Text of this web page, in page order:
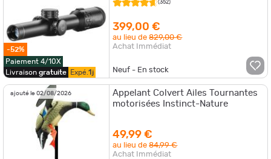
-52%
Paiement 4/10X
Livraison gratuite Expé. 1j
(352)
399,00 €
au lieu de829,00 €
Achat Immédiat
Neuf - En stock
ajouté le 02/08/2026
Appelant Colvert Ailes Tournantes
motorisées Instinct-Nature
49,99 €
au lieu de84,99 €
Achat Immédiat